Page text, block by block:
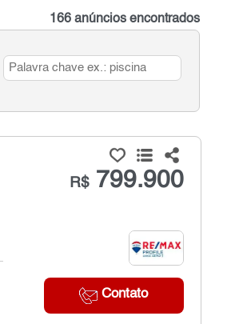
166 anúncios encontrados
R$799.900
Contato